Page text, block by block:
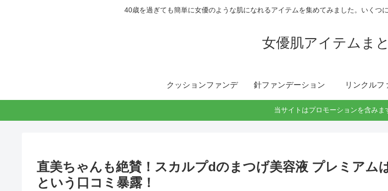
40歳を過ぎても簡単に女優のような肌になれるアイテムを集めてみました。いくつ
女優肌アイテムま
クッションファンデ 針ファンデーション リンクルフ
当サイトはプロモーションを含みま
直美ちゃんも絶賛！スカルプdのまつげ美容液 プレミアム
という口コミ暴露！